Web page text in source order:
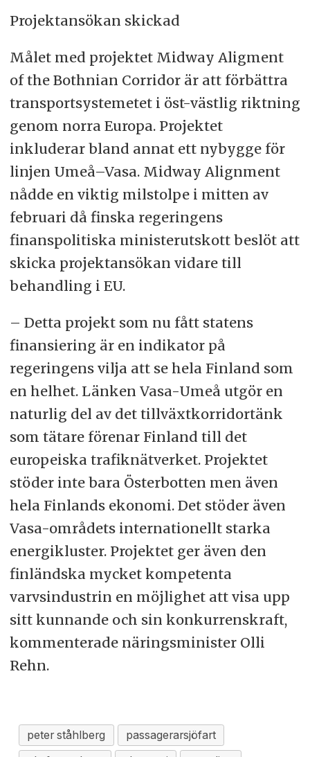
Projektansökan skickad
Målet med projektet Midway Aligment
of the Bothnian Corridor är att förbättra
transportsystemetet i öst-västlig riktning
genom norra Europa. Projektet
inkluderar bland annat ett nybygge för
linjen Umeå–Vasa. Midway Alignment
nådde en viktig milstolpe i mitten av
februari då finska regeringens
finanspolitiska ministerutskott beslöt att
skicka projektansökan vidare till
behandling i EU.
– Detta projekt som nu fått statens
finansiering är en indikator på
regeringens vilja att se hela Finland som
en helhet. Länken Vasa-Umeå utgör en
naturlig del av det tillväxtkorridortänk
som tätare förenar Finland till det
europeiska trafiknätverket. Projektet
stöder inte bara Österbotten men även
hela Finlands ekonomi. Det stöder även
Vasa-områdets internationellt starka
energikluster. Projektet ger även den
finländska mycket kompetenta
varvsindustrin en möjlighet att visa upp
sitt kunnande och sin konkurrenskraft,
kommenterade näringsminister Olli
Rehn.
peter ståhlberg
passagerarsjöfart